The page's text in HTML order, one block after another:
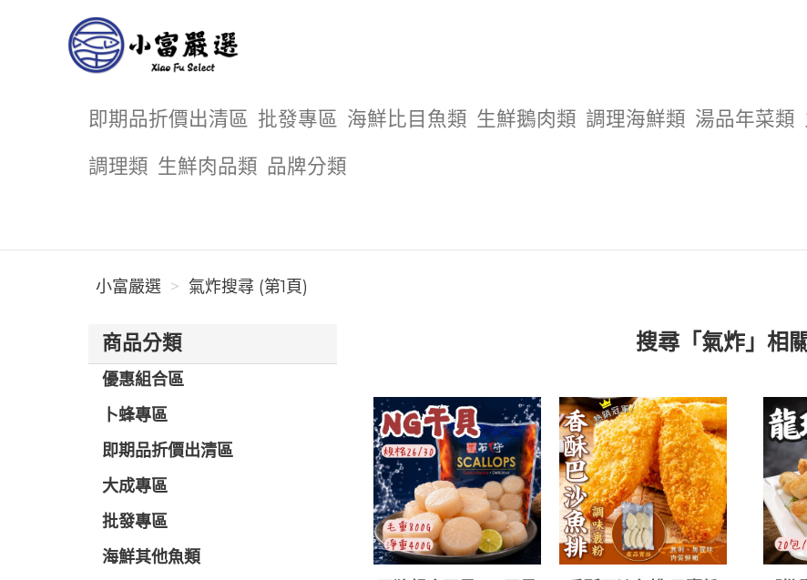
即期品折價出清區 批發專區 海鮮比目魚類 生鮮鵝肉類 調理海鮮類 湯品年菜類
調理類 生鮮肉品類 品牌分類
小富嚴選 氣炸搜尋 (第1頁)
商品分類
優惠組合區
卜蜂專區
即期品折價出清區
大成專區
批發專區
海鮮其他魚類
搜尋「氣炸」相